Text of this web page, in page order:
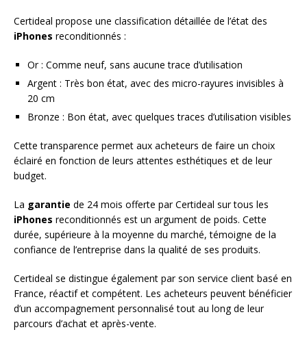
Certideal propose une classification détaillée de l’état des
iPhones reconditionnés :
Or : Comme neuf, sans aucune trace d’utilisation
Argent : Très bon état, avec des micro-rayures invisibles à
20 cm
Bronze : Bon état, avec quelques traces d’utilisation visibles
Cette transparence permet aux acheteurs de faire un choix
éclairé en fonction de leurs attentes esthétiques et de leur
budget.
La garantie de 24 mois offerte par Certideal sur tous les
iPhones reconditionnés est un argument de poids. Cette
durée, supérieure à la moyenne du marché, témoigne de la
confiance de l’entreprise dans la qualité de ses produits.
Certideal se distingue également par son service client basé en
France, réactif et compétent. Les acheteurs peuvent bénéficier
d’un accompagnement personnalisé tout au long de leur
parcours d’achat et après-vente.